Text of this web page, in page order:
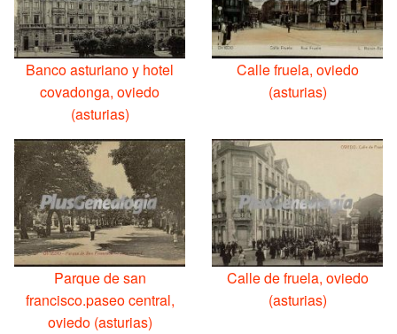
Banco asturiano y hotel
covadonga, oviedo
(asturias)
Calle fruela, oviedo
(asturias)
Parque de san
francisco.paseo central,
oviedo (asturias)
Calle de fruela, oviedo
(asturias)